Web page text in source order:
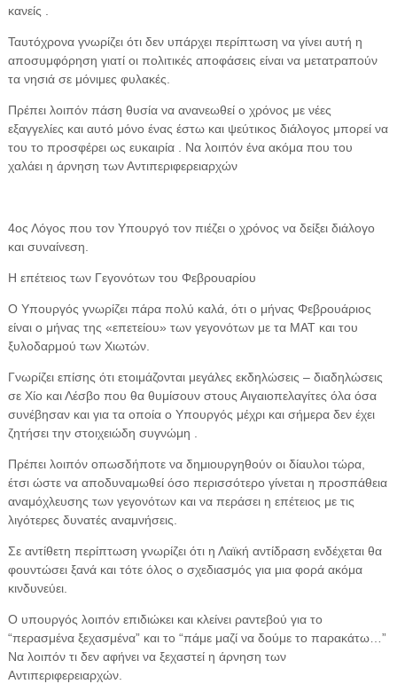
κανείς .
Ταυτόχρονα γνωρίζει ότι δεν υπάρχει περίπτωση να γίνει αυτή η
αποσυμφόρηση γιατί οι πολιτικές αποφάσεις είναι να μετατραπούν
τα νησιά σε μόνιμες φυλακές.
Πρέπει λοιπόν πάση θυσία να ανανεωθεί ο χρόνος με νέες
εξαγγελίες και αυτό μόνο ένας έστω και ψεύτικος διάλογος μπορεί να
του το προσφέρει ως ευκαιρία . Να λοιπόν ένα ακόμα που του
χαλάει η άρνηση των Αντιπεριφερειαρχών
4ος Λόγος που τον Υπουργό τον πιέζει ο χρόνος να δείξει διάλογο
και συναίνεση.
Η επέτειος των Γεγονότων του Φεβρουαρίου
Ο Υπουργός γνωρίζει πάρα πολύ καλά, ότι ο μήνας Φεβρουάριος
είναι ο μήνας της «επετείου» των γεγονότων με τα ΜΑΤ και του
ξυλοδαρμού των Χιωτών.
Γνωρίζει επίσης ότι ετοιμάζονται μεγάλες εκδηλώσεις – διαδηλώσεις
σε Χίο και Λέσβο που θα θυμίσουν στους Αιγαιοπελαγίτες όλα όσα
συνέβησαν και για τα οποία ο Υπουργός μέχρι και σήμερα δεν έχει
ζητήσει την στοιχειώδη συγνώμη .
Πρέπει λοιπόν οπωσδήποτε να δημιουργηθούν οι δίαυλοι τώρα,
έτσι ώστε να αποδυναμωθεί όσο περισσότερο γίνεται η προσπάθεια
αναμόχλευσης των γεγονότων και να περάσει η επέτειος με τις
λιγότερες δυνατές αναμνήσεις.
Σε αντίθετη περίπτωση γνωρίζει ότι η Λαϊκή αντίδραση ενδέχεται θα
φουντώσει ξανά και τότε όλος ο σχεδιασμός για μια φορά ακόμα
κινδυνεύει.
Ο υπουργός λοιπόν επιδιώκει και κλείνει ραντεβού για το
“περασμένα ξεχασμένα” και το “πάμε μαζί να δούμε το παρακάτω…”
Να λοιπόν τι δεν αφήνει να ξεχαστεί η άρνηση των
Αντιπεριφερειαρχών.